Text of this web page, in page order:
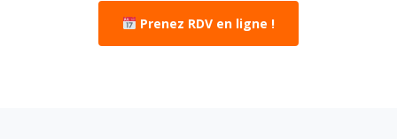
Prenez RDV en ligne !